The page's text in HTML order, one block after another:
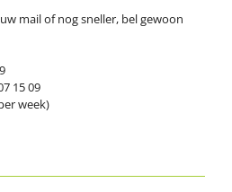
mail of nog sneller, bel gewoon
15 09
week)